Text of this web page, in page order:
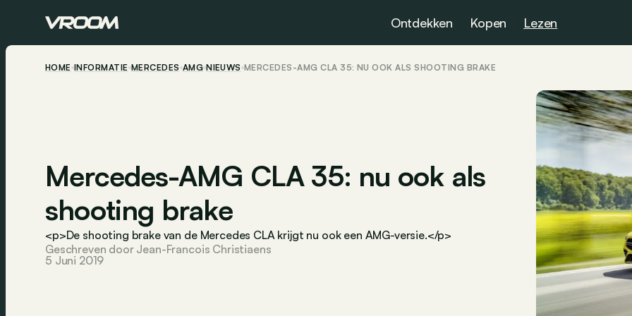
Ontdekken Kopen Lezen
HOME INFORMATIE MERCEDES AMG NIEUWS MERCEDES-AMG CLA 35: NU OOK ALS SHOOTING BRAKE
Mercedes-AMG CLA 35: nu ook als
shooting brake
<p>De shooting brake van de Mercedes CLA krijgt nu ook een AMG-versie.</p>
Geschreven door Jean-Francois Christiaens
5 Juni 2019